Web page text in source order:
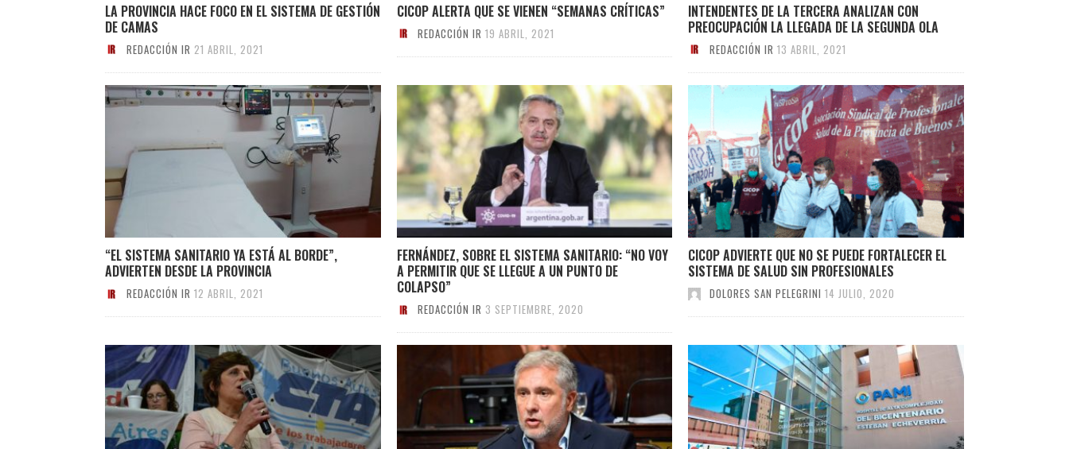
LA PROVINCIA HACE FOCO EN EL SISTEMA DE GESTIÓN
DE CAMAS
REDACCIÓN IR 21 ABRIL, 2021
CICOP ALERTA QUE SE VIENEN “SEMANAS CRÍTICAS”
REDACCIÓN IR 19 ABRIL, 2021
INTENDENTES DE LA TERCERA ANALIZAN CON
PREOCUPACIÓN LA LLEGADA DE LA SEGUNDA OLA
REDACCIÓN IR 13 ABRIL, 2021
“EL SISTEMA SANITARIO YA ESTÁ AL BORDE”,
ADVIERTEN DESDE LA PROVINCIA
REDACCIÓN IR 12 ABRIL, 2021
FERNÁNDEZ, SOBRE EL SISTEMA SANITARIO: “NO VOY
A PERMITIR QUE SE LLEGUE A UN PUNTO DE
COLAPSO”
REDACCIÓN IR 3 SEPTIEMBRE, 2020
CICOP ADVIERTE QUE NO SE PUEDE FORTALECER EL
SISTEMA DE SALUD SIN PROFESIONALES
DOLORES SAN PELEGRINI 14 JULIO, 2020